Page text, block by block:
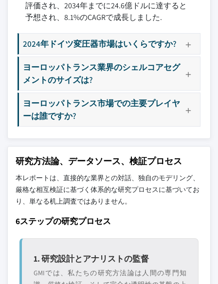
評価され、2034年までに24.6億ドルに達すると
予想され、8.1%のCAGRで成長しました.
2024年ドイツ変圧器市場はいくらですか?
ヨーロッパトランス業界のシェルコアセグ
メントのサイズは?
ヨーロッパトランス市場での主要プレイヤ
ーは誰ですか?
研究方法論、データソース、検証プロセス
本レポートは、直接的な業界との対話、独自のモデリング、
厳格な相互検証に基づく体系的な研究プロセスに基づいてお
り、単なる机上調査ではありません。
6ステップの研究プロセス
1. 研究設計とアナリストの監督
GMIでは、私たちの研究方法論は人間の専門知